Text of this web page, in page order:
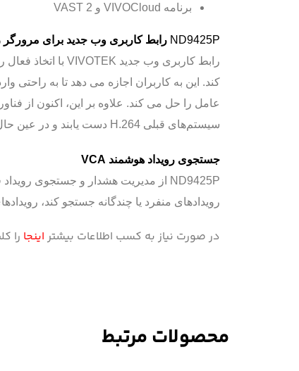
برنامه VIVOCloud و VAST 2
ND9425P رابط کاربری وب جدید برای
کند. این به کاربران اجازه می دهد تا به
سیستم‌های قبلی H.264 دست یابند و در عین حال کیفیت تصویر بالا را حفظ کنند.
جستجوی رویداد هوشمند VCA
رویدادهای منفرد یا چندگانه جستجو کند،
در صورت نیاز به کسب اطلاعات بیشتر اینجا را
محصولات مرتبط